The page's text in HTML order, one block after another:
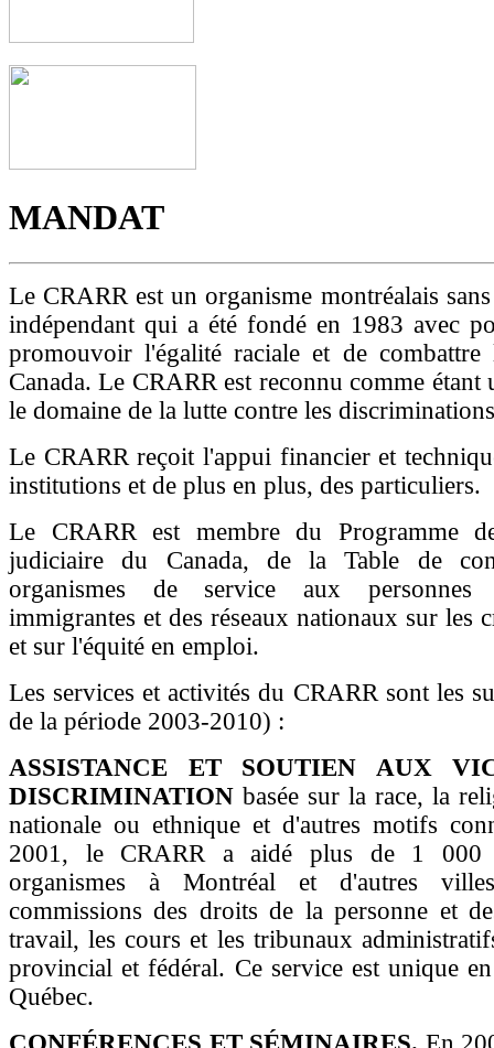
MANDAT
Le CRARR est un organisme montréalais
indépendant qui a été fondé en 1983 avec
promouvoir l'égalité raciale et de combattre
Canada. Le CRARR est reconnu comme étant
le domaine de la lutte contre les
Le CRARR reçoit l'appui financier et
institutions et de plus en plus, des particuliers.
Le CRARR est membre du Programme
judiciaire du Canada, de la Table de
organismes de service aux personnes
immigrantes et des réseaux nationaux sur les
et sur l'équité en emploi.
Les services et activités du CRARR sont les
de la période 2003-2010) :
ASSISTANCE ET SOUTIEN AUX
DISCRIMINATION basée sur la race, la
nationale ou ethnique et d'autres motifs
2001, le CRARR a aidé plus de 1 000
organismes à Montréal et d'autres
commissions des droits de la personne et
travail, les cours et les tribunaux
provincial et fédéral. Ce service est unique
Québec.
CONFÉRENCES ET SÉMINAIRES. En